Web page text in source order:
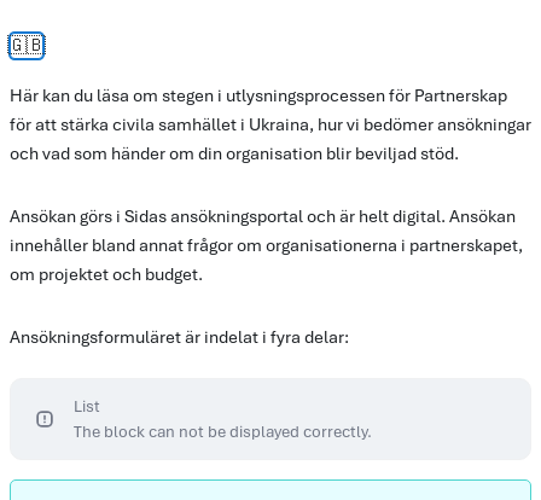
🇬🇧
Här kan du läsa om stegen i utlysningsprocessen för Partnerskap
för att stärka civila samhället i Ukraina, hur vi bedömer ansökningar
och vad som händer om din organisation blir beviljad stöd.
Ansökan görs i Sidas ansökningsportal och är helt digital. Ansökan
innehåller bland annat frågor om organisationerna i partnerskapet,
om projektet och budget.
Ansökningsformuläret är indelat i fyra delar:
List
The block can not be displayed correctly.